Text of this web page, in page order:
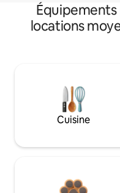
locations
Cuisine